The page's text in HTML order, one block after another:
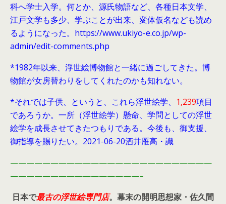
科へ学士入学。何とか、源氏物語など、各種日本文学、
江戸文学も多少、学ぶことが出来、変体仮名なども読め
るようになった。https://www.ukiyo-e.co.jp/wp-
admin/edit-comments.php
*1982年以来、浮世絵博物館と一緒に過ごしてきた。博
物館が女房替わりをしてくれたのかも知れない。
*それでは子供、というと、これら浮世絵学、 1,239項目
であろうか。一所（浮世絵学）懸命、学問としての浮世
絵学を成長させてきたつもりである。今後も、御支援、
御指導を賜りたい。2021-06-20酒井雁高・識
—————————————————————————
————————————————–
日本で最古の浮世絵専門店。幕末の開明思想家・ 佐久間